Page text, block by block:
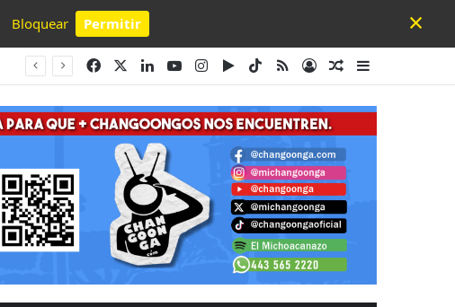
Bloquear Permitir
Powered by SendPulse
×
FacebookLinkedInYouTubeInstagram
Google Play
TikTok
RSSAccesoPublicación al
Barra lateral